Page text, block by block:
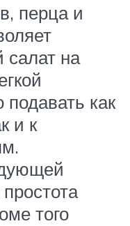
перца и
салат на
как
и к
того